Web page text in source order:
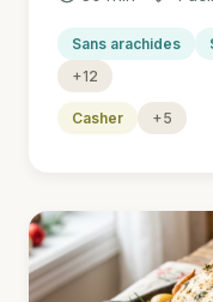
Sans arachides
+12
Casher +5